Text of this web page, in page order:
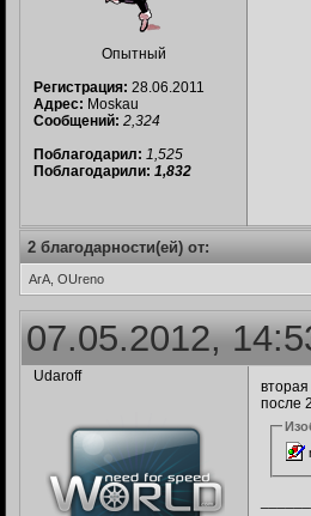
Опытный
Регистрация: 28.06.2011
Адрес: Moskau
Сообщений: 2,324
Поблагодарил: 1,525
Поблагодарили: 1,832
2 благодарности(ей) от:
ArA, OUreno
07.05.2012,
Udaroff
вторая
после